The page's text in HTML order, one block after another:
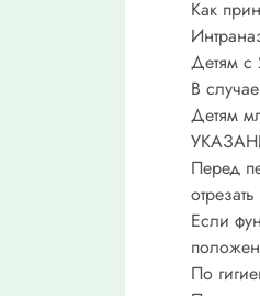
Как
Детям с
В
Детям
Перед
Если
По